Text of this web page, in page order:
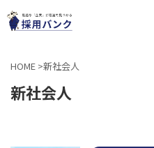
HOME >新社会人
新社会人